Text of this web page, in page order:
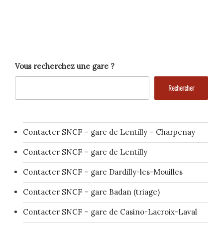
Vous recherchez une gare ?
Rechercher
Contacter SNCF – gare de Lentilly – Charpenay
Contacter SNCF – gare de Lentilly
Contacter SNCF – gare Dardilly-les-Mouilles
Contacter SNCF – gare Badan (triage)
Contacter SNCF – gare de Casino-Lacroix-Laval